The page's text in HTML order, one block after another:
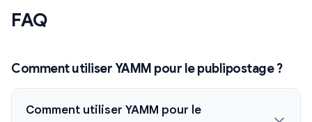
FAQ
Comment utiliser YAMM pour le publipostage ?
Comment utiliser YAMM pour le